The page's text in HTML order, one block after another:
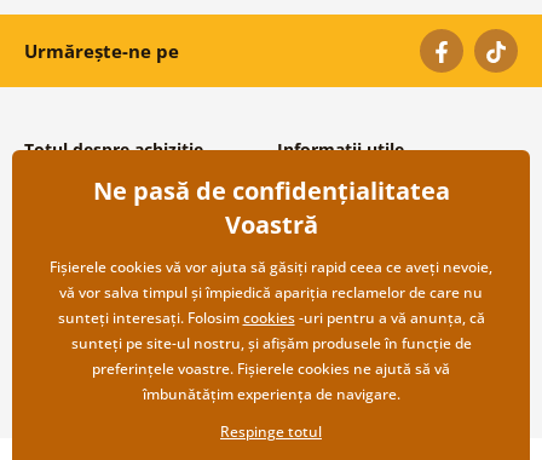
Urmărește-ne pe
Totul despre achiziție
Condiții și termeni generali
Protecția datelor personale
Transport și modalități de plată
Returnare
Informații utile
Despre noi
Întrebări frecvente
Contacte
Cooperare angro
Ne pasă de confidențialitatea
Voastră
Fișierele cookies vă vor ajuta să găsiți rapid ceea ce aveți nevoie,
vă vor salva timpul și împiedică apariția reclamelor de care nu
sunteți interesați. Folosimcookies-uri pentru a vă anunța, că
sunteți pe site-ul nostru, și afișăm produsele în funcție de
preferințele voastre. Fișierele cookies ne ajută să vă
îmbunătățim experiența de navigare.
Respinge totul